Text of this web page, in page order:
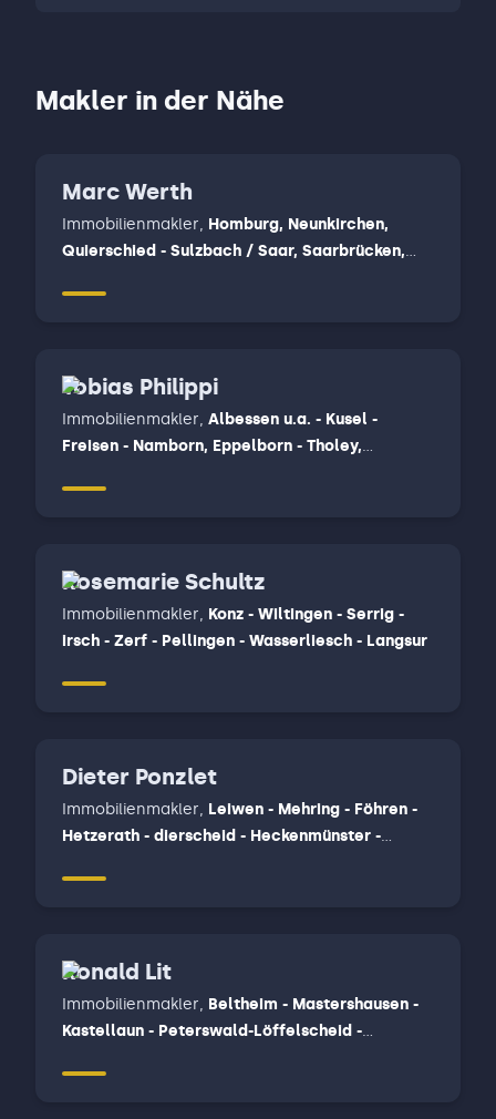
Makler in der Nähe
Marc Werth
Immobilienmakler, Homburg, Neunkirchen,
Quierschied - Sulzbach / Saar, Saarbrücken,
Tobias Philippi
Immobilienmakler, Albessen u.a. - Kusel -
Freisen - Namborn, Eppelborn - Tholey,
Rosemarie Schultz
Immobilienmakler, Konz - Wiltingen - Serrig -
irsch - Zerf - Pellingen - Wasserliesch - Langsur
Dieter Ponzlet
Immobilienmakler, Leiwen - Mehring - Föhren -
Hetzerath - dierscheid - Heckenmünster -
Ronald Lit
Immobilienmakler, Beltheim - Mastershausen -
Kastellaun - Peterswald-Löffelscheid -